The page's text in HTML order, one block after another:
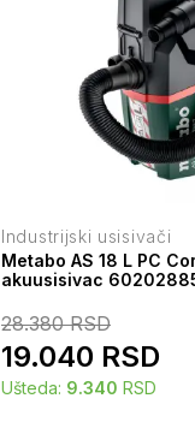
Industrijski usisivači
Metabo AS 18 L PC
akuusisivac
28.380RSD
19.040 RSD
Ušteda: 9.340 RSD